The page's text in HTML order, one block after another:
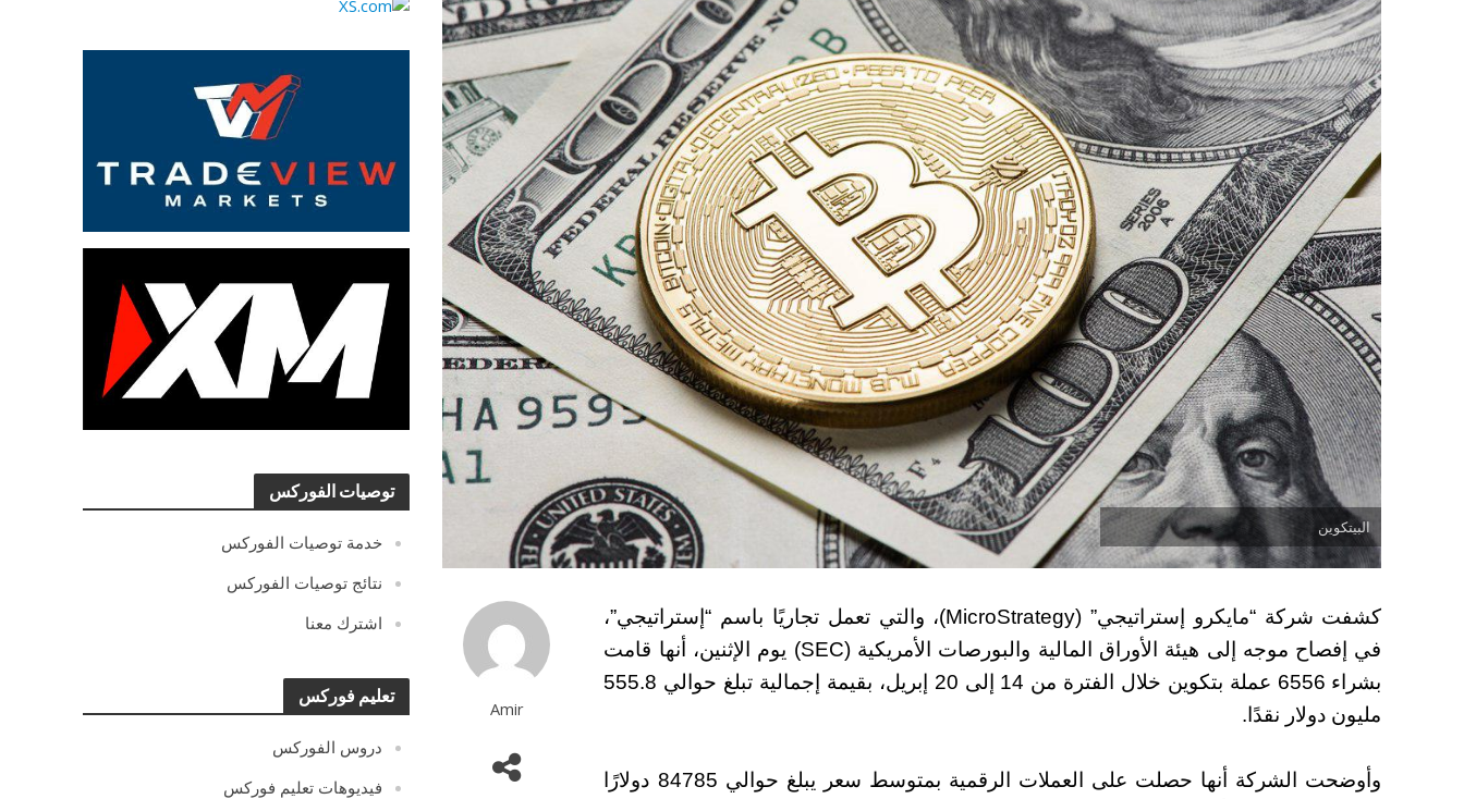
توصيات الفوركس
خدمة توصيات الفوركس
نتائج توصيات الفوركس
اشترك معنا
تعليم فوركس
دروس الفوركس
فيديوهات تعليم فوركس
البيتكوين
Amir
كشفت شركة “مايكرو إستراتيجي” (MicroStrategy)، والتي تعمل تجاريًا باسم “إستراتيجي”،
في إفصاح موجه إلى هيئة الأوراق المالية والبورصات الأمريكية (SEC) يوم الإثنين، أنها قامت
بشراء 6556 عملة بتكوين خلال الفترة من 14 إلى 20 إبريل، بقيمة إجمالية تبلغ حوالي 555.8
مليون دولار نقدًا.
وأوضحت الشركة أنها حصلت على العملات الرقمية بمتوسط سعر يبلغ حوالي 84785 دولارًا